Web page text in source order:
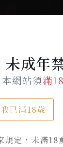
未成年
本網站須滿
已滿18歲
規定，未滿18